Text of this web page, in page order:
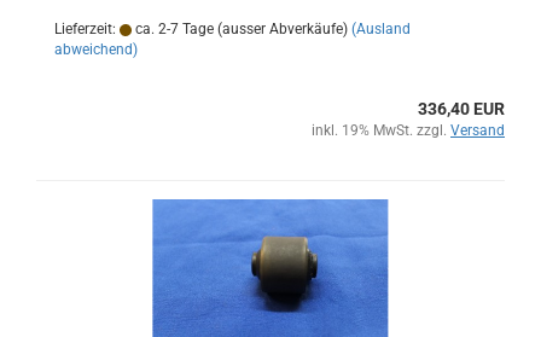
Lieferzeit: ca. 2-7 Tage (ausser Abverkäufe) (Ausland
abweichend)
336,40 EUR
inkl. 19% MwSt. zzgl. Versand